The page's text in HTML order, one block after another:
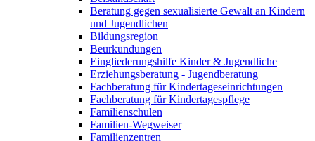
Beratung gegen sexualisierte Gewalt an Kindern
und Jugendlichen
Bildungsregion
Beurkundungen
Eingliederungshilfe Kinder & Jugendliche
Erziehungsberatung - Jugendberatung
Fachberatung für Kindertageseinrichtungen
Fachberatung für Kindertagespflege
Familienschulen
Familien-Wegweiser
Familienzentren